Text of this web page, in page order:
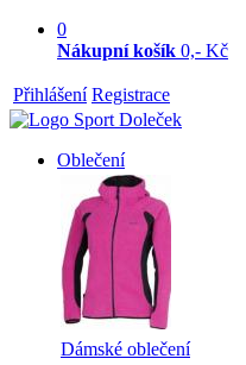
0
Nákupní košík 0,- Kč
Přihlášení Registrace
Oblečení
Dámské oblečení